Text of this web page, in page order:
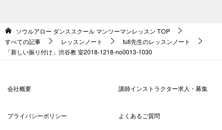
ソウルアロー ダンススクール マンツーマンレッスン TOP
すべての記事
レッスンノート
tuti先生のレッスンノート
「新しい振り付け」渋谷教 室2018-1218-no0013-1030
会社概要 講師インストラクター求人・募集
プライバシーポリシー よくあるご質問